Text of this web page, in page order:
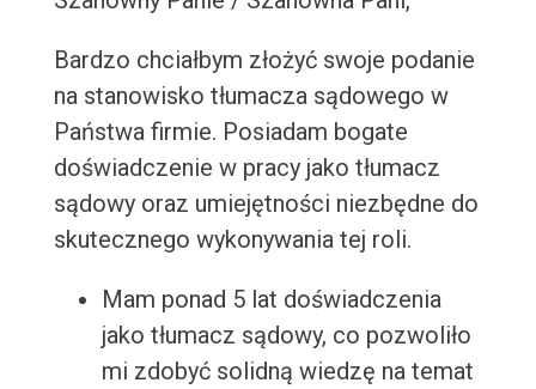
Bardzo chciałbym złożyć swoje podanie
na stanowisko tłumacza sądowego w
Państwa firmie. Posiadam bogate
doświadczenie w pracy jako tłumacz
sądowy oraz umiejętności niezbędne do
skutecznego wykonywania tej roli.
Mam ponad 5 lat doświadczenia
jako tłumacz sądowy, co pozwoliło
mi zdobyć solidną wiedzę na temat